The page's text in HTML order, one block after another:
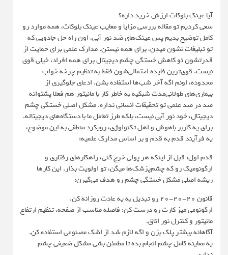
آیا عینک بلوکات ارزش خرید داره؟
سعی کردیم تو مقاله بررسی مزایا و معایب عینک بلوکات، همه موارد رو
کامل توضیح بدیم پس عینک‌های ضد نور آبی، اون راه حل جادویی که
تو تبلیغات نشون میدن، برای همه نیستن. مدارک علمی برای حمایت از
قدرتشون تو کاهش خستگی چشم دیجیتال برای همه افراد، خیلی قوی
نیست. قوی‌ترین فایده احتمالی‌شون فقط به تنظیم چرخه خواب
محدوده، اونم اگه آخر شب‌ها استفاده بشن. ادعای جلوگیری از
بیماری‌های طولانی‌مدت شبکیه به خاطر کار با مانیتور هم فعلا پشتوانه
صد در صد علمی تو تحقیقات انسانی نداره. مشکل اصلی خستگی چشم
دیجیتال، خود نور آبی نیست، بلکه طرز تعامل ما با دستگاه‌های دیجیتاله.
برای یه کاربر باهوش و اهل تکنولوژی، رویکرد منطقی به این موضوع،
یه فرآیند قدم به قدم و بر اساس مدارک علمیه:
قدم اول: قبل از اینکه هر پولی خرج کنی، راهکارهای رفتاری و
ارگونومیک رو که چشم‌پزشک‌ها میگن، تو اولویت بذار. این کارها
ریشه اصلی مشکل خستگی چشم رو هدف می‌گیرن:
قانون ۲۰-۲۰-۲۰ رو تبدیل به یه عادت روزانه کن.
ارگونومی میز کارت رو درست کن: فاصله مناسب از صفحه، تنظیم ارتفاع
مانیتور و کنترل نور اتاق.
آگاهانه بیشتر پلک بزن و اگه لازم شد از اشک مصنوعی استفاده کن.
یه معاینه کامل چشم انجام بده تا مطمئن بشی مشکل ضعیفی چشم